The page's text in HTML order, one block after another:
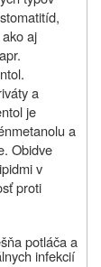
aj
a
je
a
Obidve
v
proti
potláča a
infekcií